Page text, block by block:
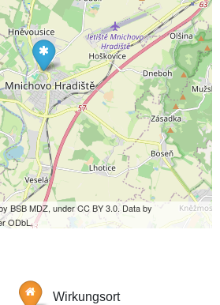
BSB MDZ, under CC BY 3.0. Data by
ODbL.
Wirkungsort